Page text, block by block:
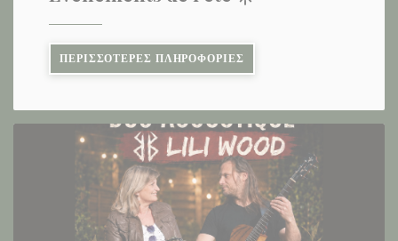
ΠΕΡΙΣΣΌΤΕΡΕΣ ΠΛΗΡΟΦΟΡΊΕΣ